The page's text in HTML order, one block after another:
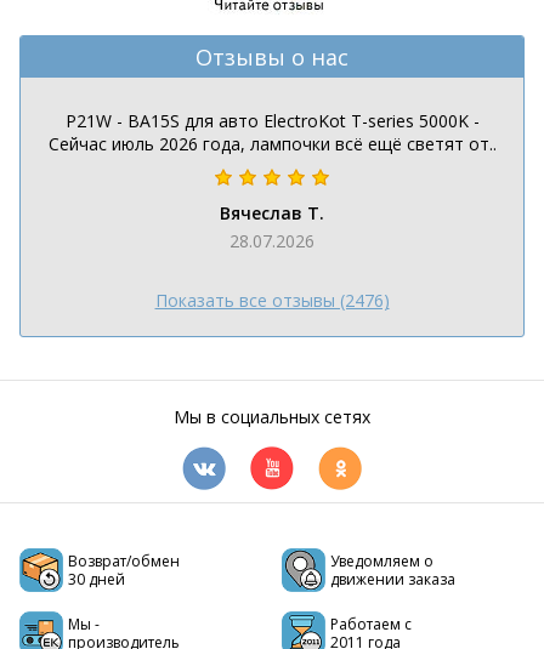
Отзывы о нас
P21W - BA15S для авто ElectroKot T-series 5000K -
Сейчас июль 2026 года, лампочки всё ещё светят от..
Вячеслав Т.
28.07.2026
Показать все отзывы (2476)
Мы в социальных сетях
Возврат/обмен
30 дней
Уведомляем о
движении заказа
Мы -
производитель
Работаем с
2011 года